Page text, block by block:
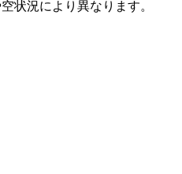
状況により異なります。